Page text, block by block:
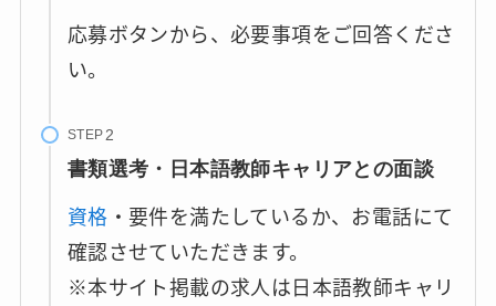
応募ボタンから、必要事項をご回答くださ
い。
STEP
書類選考・日本語教師キャリアとの面談
資格 ・要件を満たしているか、お電話にて
確認させていただきます。
※本サイト掲載の求人は日本語教師キャリ